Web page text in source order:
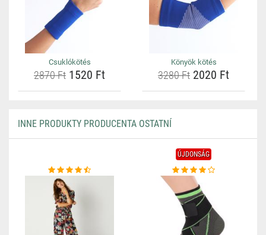
Csuklókötés
2870 Ft 1520 Ft
Könyök kötés
3280 Ft 2020 Ft
INNE PRODUKTY PRODUCENTA OSTATNÍ
ÚJDONSÁG